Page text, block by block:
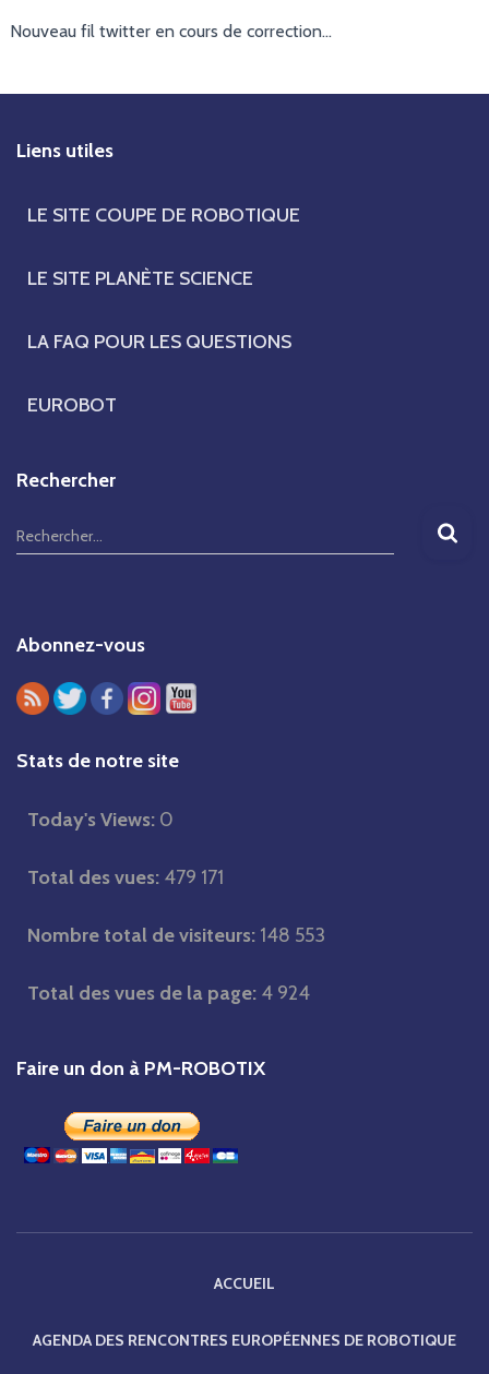
Nouveau fil twitter en cours de correction…
Liens utiles
LE SITE COUPE DE ROBOTIQUE
LE SITE PLANÈTE SCIENCE
LA FAQ POUR LES QUESTIONS
EUROBOT
Rechercher
R
e
e
r
c
h
Rechercher…
Abonnez-vous
Stats de notre site
Today's Views: 0
Total des vues: 479 171
Nombre total de visiteurs: 148 553
Total des vues de la page: 4 924
Faire un don à PM-ROBOTIX
ACCUEIL
AGENDA DES RENCONTRES EUROPÉENNES DE ROBOTIQUE